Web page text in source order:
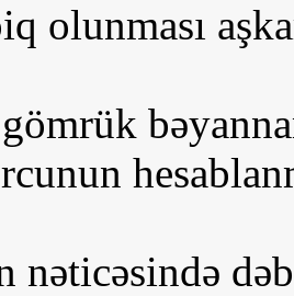
olunması
nəticəsində